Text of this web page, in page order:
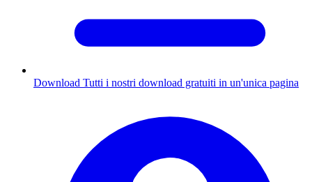
Download Tutti i nostri download gratuiti in un'unica pagina